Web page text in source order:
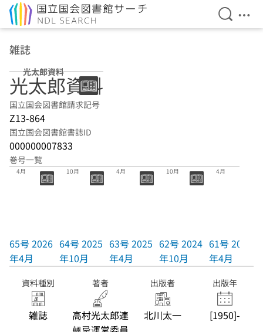
検索を
メ
雑誌
光太郎資料
光太郎資料
国立国会図書館請求記号
Z13-864
国立国会図書館書誌ID
000000007833
巻号一覧
65号 2026年
4月
65号 2026
年4月
10月
64号 2025
年10月
4月
63号 2025
年4月
10月
62号 2024
年10月
4月
61号 2024
年4月
資料種別
雑誌
著者
高村光太郎連
出版者
北川太一
出版年
[1950]-